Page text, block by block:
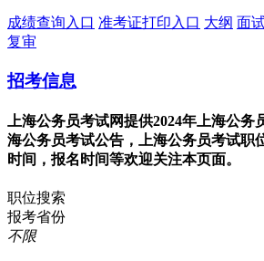
成绩查询入口 准考证打印入口 大纲 面
复审
招考信息
上海公务员考试网提供2024年上海公务
海公务员考试公告，上海公务员考试职
时间，报名时间等欢迎关注本页面。
职位搜索
报考省份
不限